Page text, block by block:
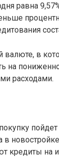
равна
валюте, в
на
расходами.
в
кредиты на